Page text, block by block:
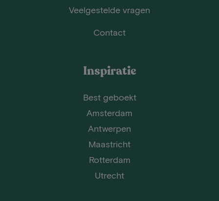
Veelgestelde vragen
Contact
Inspiratie
Best geboekt
Amsterdam
Antwerpen
Maastricht
Rotterdam
Utrecht